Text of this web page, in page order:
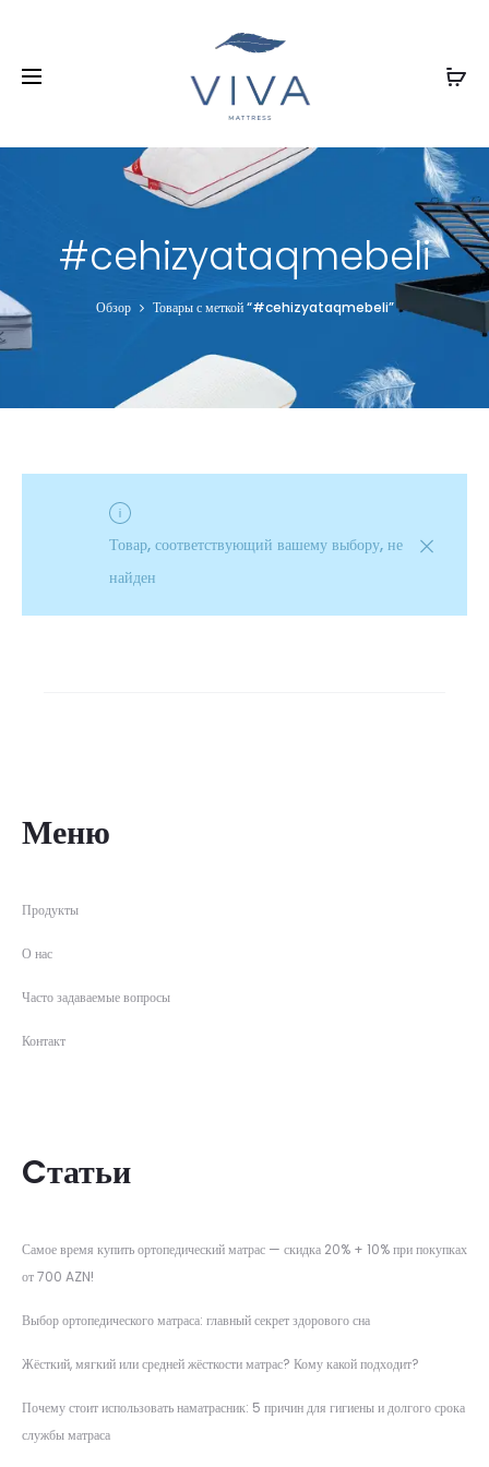
#cehizyataqmebeli
Обзор Товары с меткой “#cehizyataqmebeli”
Товар, соответствующий вашему выбору, не
найден
Меню
Продукты
О нас
Часто задаваемые вопросы
Контакт
Cтатьи
Самое время купить ортопедический матрас — скидка 20% + 10% при покупках
от 700 AZN!
Выбор ортопедического матраса: главный секрет здорового сна
Жёсткий, мягкий или средней жёсткости матрас? Кому какой подходит?
Почему стоит использовать наматрасник: 5 причин для гигиены и долгого срока
службы матраса